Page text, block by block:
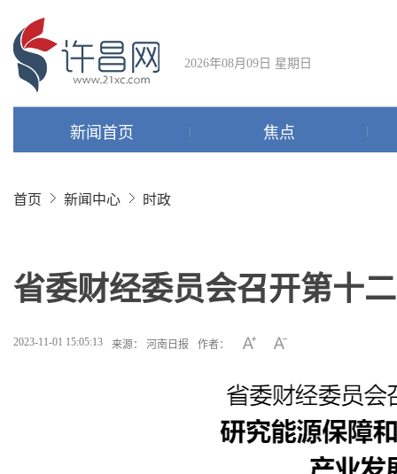
2026年08月09日 星期日
新闻首页 焦点
首页 新闻中心 时政
省委财经委员会召开第十
2023-11-01 15:05:13 来源： 河南日报 作者：